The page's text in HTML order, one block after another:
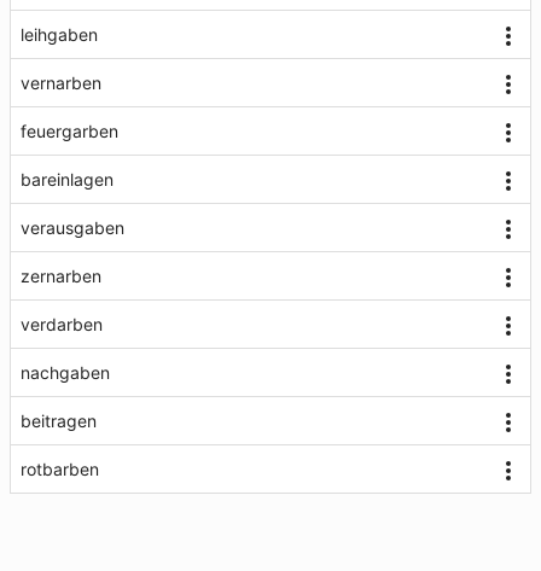
leihgaben
vernarben
feuergarben
bareinlagen
verausgaben
zernarben
verdarben
nachgaben
beitragen
rotbarben